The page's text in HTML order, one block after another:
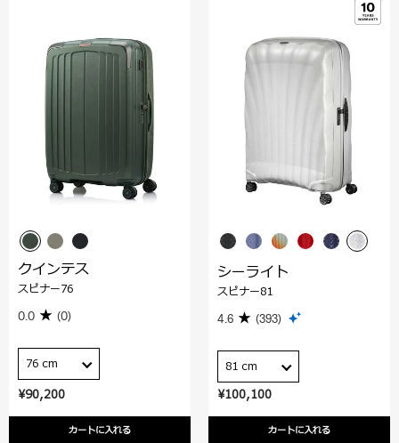
¥90,200
カートに入れる
クインテス
スピナー76
0.0 (0)
76 cm
¥100,100
カートに入れる
シーライト
スピナー81
4.6 (393)
81 cm